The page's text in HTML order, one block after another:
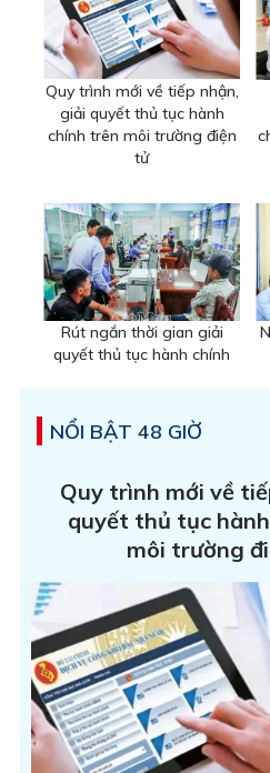
Quy trình mới về tiếp nhận,
giải quyết thủ tục hành
chính trên môi trường điện
tử
Rút ngắn thời gian giải
quyết thủ tục hành chính
NỔI BẬT 48 GIỜ
Quy trình mới về
quyết thủ tục
môi trường